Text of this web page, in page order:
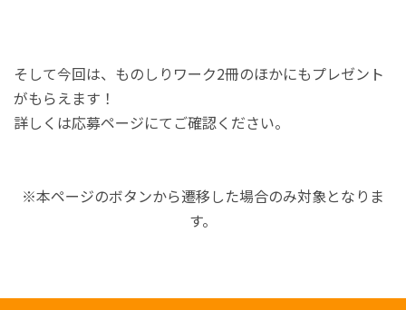
そして今回は、ものしりワーク2冊のほかにもプレゼント
がもらえます！
詳しくは応募ページにてご確認ください。
※本ページのボタンから遷移した場合のみ対象となりま
す。